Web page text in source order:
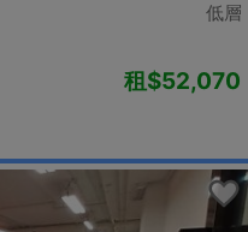
低層
租$52,070